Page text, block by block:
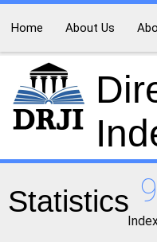
Home About Us
Statistics